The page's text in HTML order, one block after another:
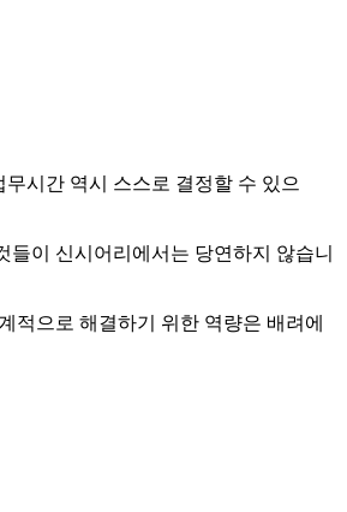
시간 역시 스스로 결정할 수 있으
이 신시어리에서는 당연하지 않습니
적으로 해결하기 위한 역량은 배려에